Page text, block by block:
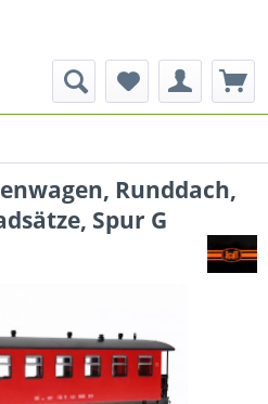
Runddach,
Spur G